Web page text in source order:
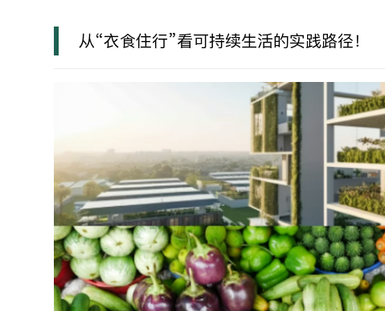
从“衣食住行”看可持续生活的实践路径！